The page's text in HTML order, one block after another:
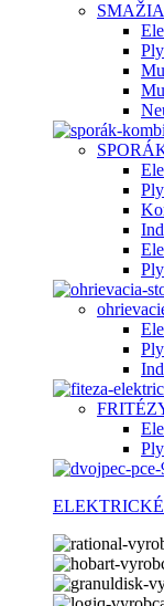
ELEKTRICKÉ